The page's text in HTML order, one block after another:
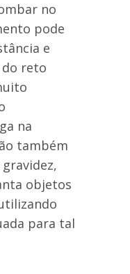
no
pode
e
reto
na
também
objetos
para tal